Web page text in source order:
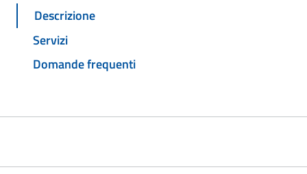
Descrizione
Servizi
Domande frequenti